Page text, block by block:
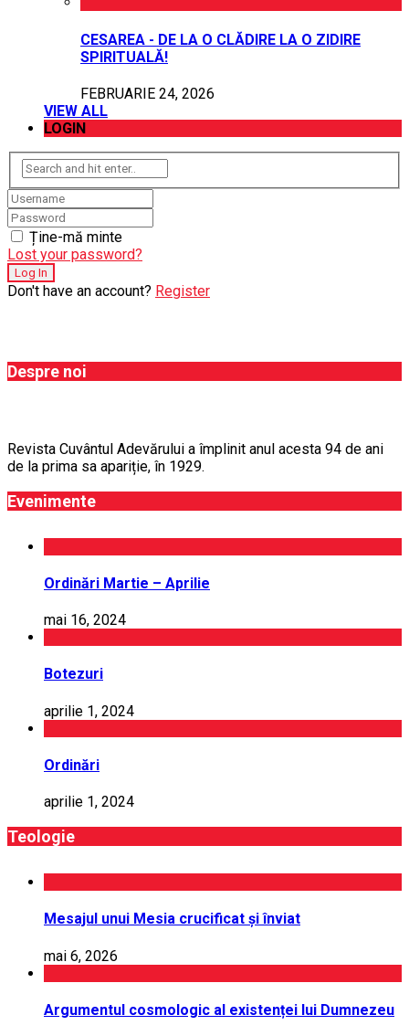
CESAREA - DE LA O CLĂDIRE LA O ZIDIRE
SPIRITUALĂ!
FEBRUARIE 24, 2026
VIEW ALL
LOGIN
Ține-mă minte
Lost your password?
Don't have an account? Register
Despre noi
Revista Cuvântul Adevărului a împlinit anul acesta 94 de ani
de la prima sa apariție, în 1929.
Evenimente
Ordinări Martie – Aprilie
mai 16, 2024
Botezuri
aprilie 1, 2024
Ordinări
aprilie 1, 2024
Teologie
Mesajul unui Mesia crucificat și înviat
mai 6, 2026
Argumentul cosmologic al existenței lui Dumnezeu